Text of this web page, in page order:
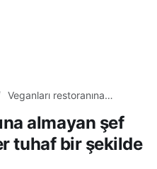
Veganları restoranına
İşler tuhaf bir şekilde iyi gitti
almayan şef
tuhaf bir şekilde